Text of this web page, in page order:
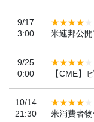
9/17
3:00
米連邦公
9/25
0:00
【CME】
10/14
21:30
米消費者